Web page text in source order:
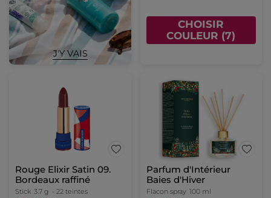
CHOISIR
COULEUR (7)
Rouge Elixir Satin 09.
Bordeaux raffiné
Stick 3.7 g - 22 teintes
Parfum d'Intérieur
Baies d'Hiver
Flacon spray 100 ml